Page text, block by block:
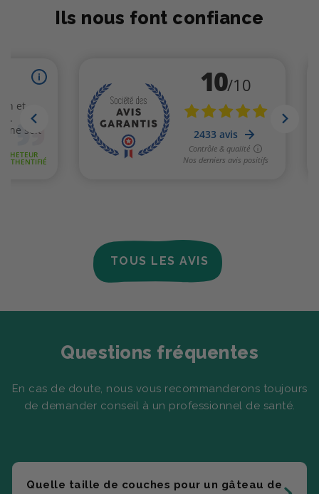
Ils nous font confiance
TOUS LES AVIS
Questions fréquentes
En cas de doute, nous vous recommanderons toujours
de demander conseil à un professionnel de santé.
Quelle taille de couches pour un gâteau de